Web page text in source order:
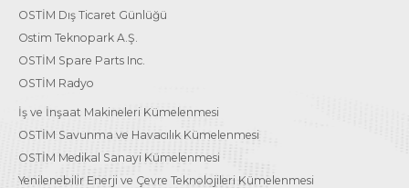
OSTİM Dış Ticaret Günlüğü
Ostim Teknopark A.Ş.
OSTİM Spare Parts Inc.
OSTİM Radyo
İş ve İnşaat Makineleri Kümelenmesi
OSTİM Savunma ve Havacılık Kümelenmesi
OSTİM Medikal Sanayi Kümelenmesi
Yenilenebilir Enerji ve Çevre Teknolojileri Kümelenmesi